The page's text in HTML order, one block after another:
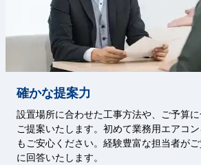
確かな提案力
設置場所に合わせた工事方法や、ご予算
ご提案いたします。初めて業務用エアコ
もご安心ください。経験豊富な担当者が
に回答いたします。